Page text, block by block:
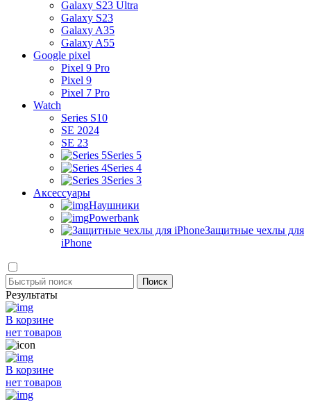
Galaxy S23 Ultra
Galaxy S23
Galaxy A35
Galaxy A55
Google pixel
Pixel 9 Pro
Pixel 9
Pixel 7 Pro
Watch
Series S10
SE 2024
SE 23
Series 5
Series 4
Series 3
Аксессуары
Наушники
Powerbank
Защитные чехлы для
iPhone
Результаты
В корзине
нет товаров
В корзине
нет товаров